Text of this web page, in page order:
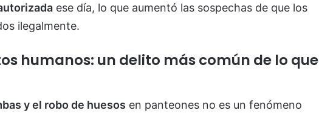
ese día, lo que aumentó las sospechas de que los
ilegalmente.
humanos: un delito más común de lo que
y el robo de huesos en panteones no es un fenómeno